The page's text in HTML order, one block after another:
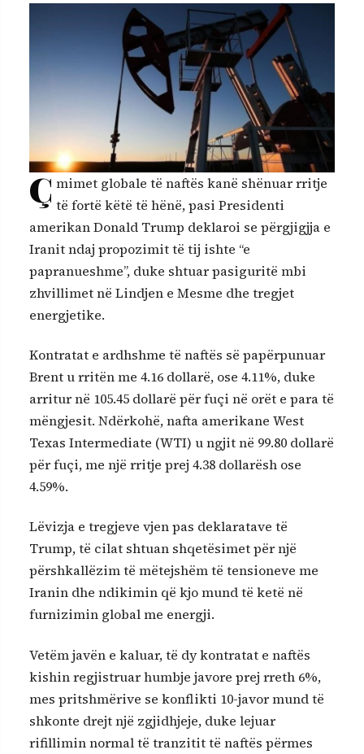
Çmimet globale të naftës kanë shënuar rritje
të fortë këtë të hënë, pasi Presidenti
amerikan Donald Trump deklaroi se përgjigjja e
Iranit ndaj propozimit të tij ishte “e
papranueshme”, duke shtuar pasiguritë mbi
zhvillimet në Lindjen e Mesme dhe tregjet
energjetike.
Kontratat e ardhshme të naftës së papërpunuar
Brent u rritën me 4.16 dollarë, ose 4.11%, duke
arritur në 105.45 dollarë për fuçi në orët e para të
mëngjesit. Ndërkohë, nafta amerikane West
Texas Intermediate (WTI) u ngjit në 99.80 dollarë
për fuçi, me një rritje prej 4.38 dollarësh ose
4.59%.
Lëvizja e tregjeve vjen pas deklaratave të
Trump, të cilat shtuan shqetësimet për një
përshkallëzim të mëtejshëm të tensioneve me
Iranin dhe ndikimin që kjo mund të ketë në
furnizimin global me energji.
Vetëm javën e kaluar, të dy kontratat e naftës
kishin regjistruar humbje javore prej rreth 6%,
mes pritshmërive se konflikti 10-javor mund të
shkonte drejt një zgjidhjeje, duke lejuar
rifillimin normal të tranzitit të naftës përmes